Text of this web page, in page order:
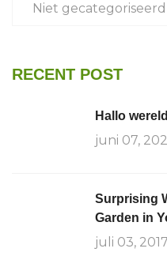
Niet gecategoriseerd
RECENT POST
Hallo
juni 07,
Surprising
Garden in
juli 03, 2017